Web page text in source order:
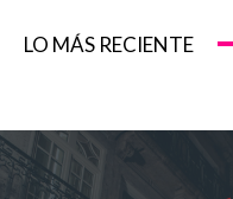
LO MÁS RECIENTE